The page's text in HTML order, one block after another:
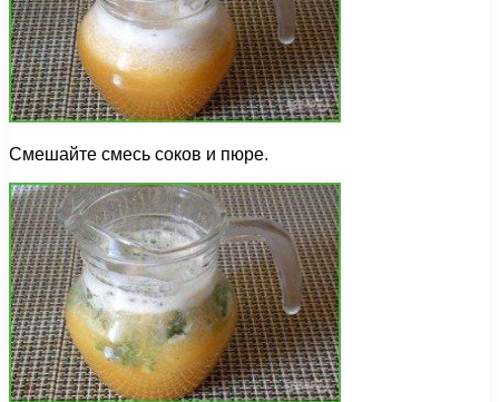
Смешайте смесь соков и пюре.